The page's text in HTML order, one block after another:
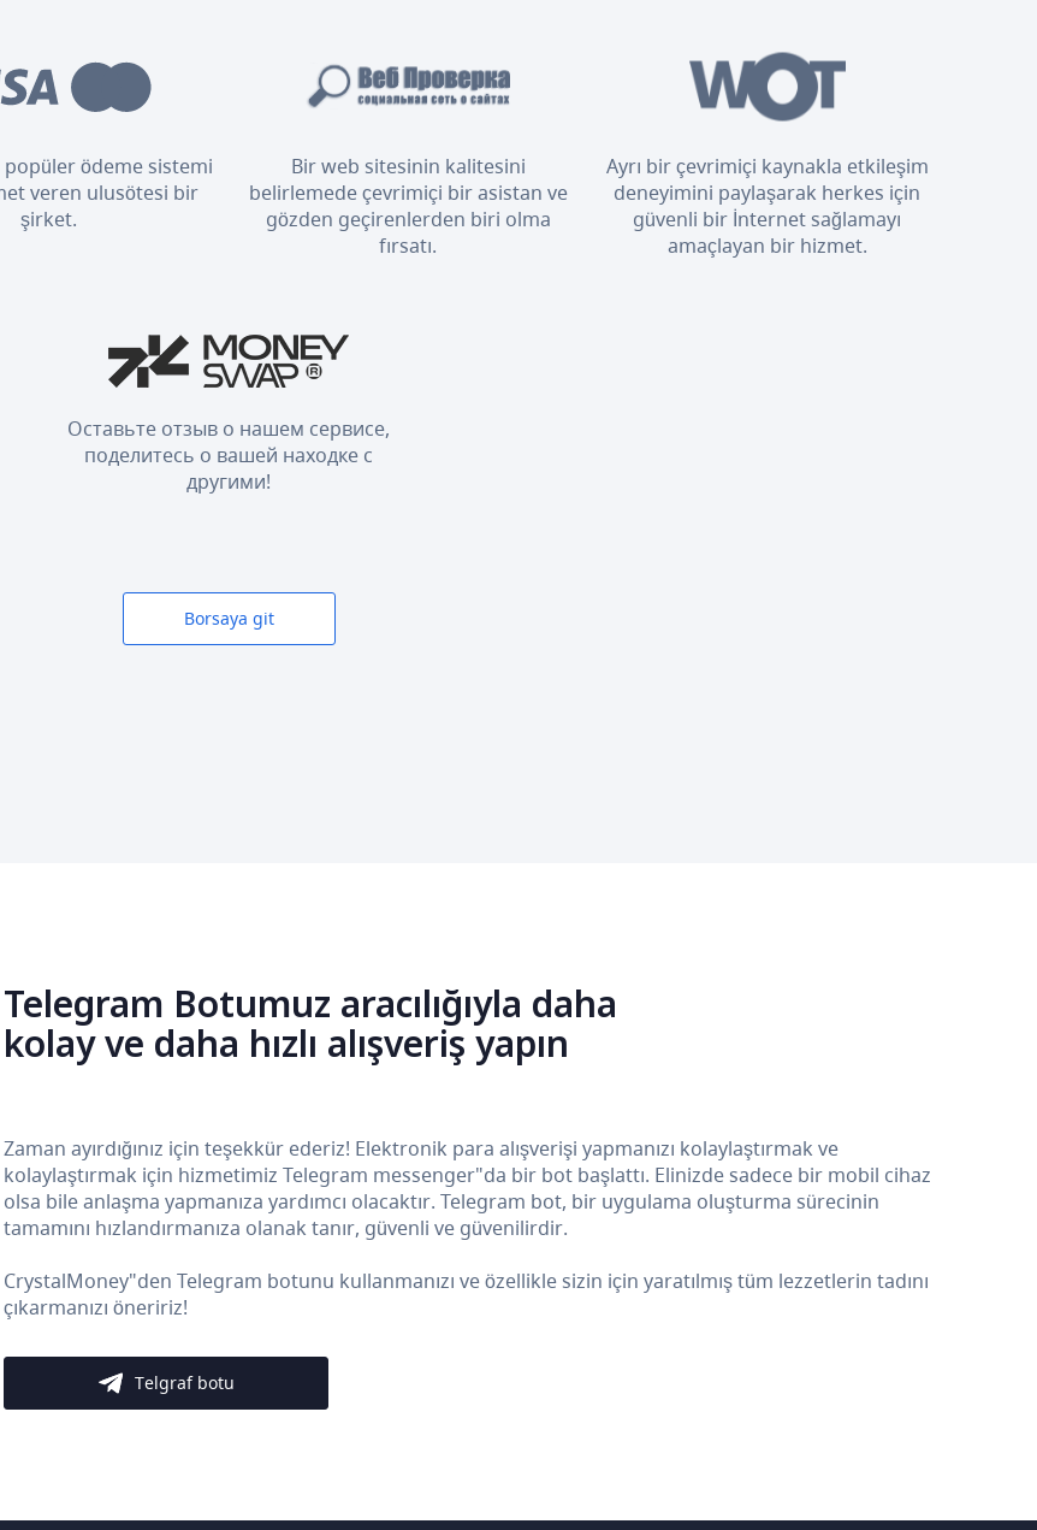
popüler ödeme sistemi
veren ulusötesi bir
şirket.
Bir web sitesinin kalitesini
belirlemede çevrimiçi bir asistan ve
gözden geçirenlerden biri olma
fırsatı.
Ayrı bir çevrimiçi kaynakla etkileşim
deneyimini paylaşarak herkes için
güvenli bir İnternet sağlamayı
amaçlayan bir hizmet.
Оставьте отзыв о нашем сервисе,
поделитесь о вашей находке с
другими!
Borsaya git
Telegram Botumuz aracılığıyla daha
kolay ve daha hızlı alışveriş yapın
Zaman ayırdığınız için teşekkür ederiz! Elektronik para alışverişi yapmanızı kolaylaştırmak ve
kolaylaştırmak için hizmetimiz Telegram messenger"da bir bot başlattı. Elinizde sadece bir mobil cihaz
olsa bile anlaşma yapmanıza yardımcı olacaktır. Telegram bot, bir uygulama oluşturma sürecinin
tamamını hızlandırmanıza olanak tanır, güvenli ve güvenilirdir.
CrystalMoney"den Telegram botunu kullanmanızı ve özellikle sizin için yaratılmış tüm lezzetlerin tadını
çıkarmanızı öneririz!
Telgraf botu